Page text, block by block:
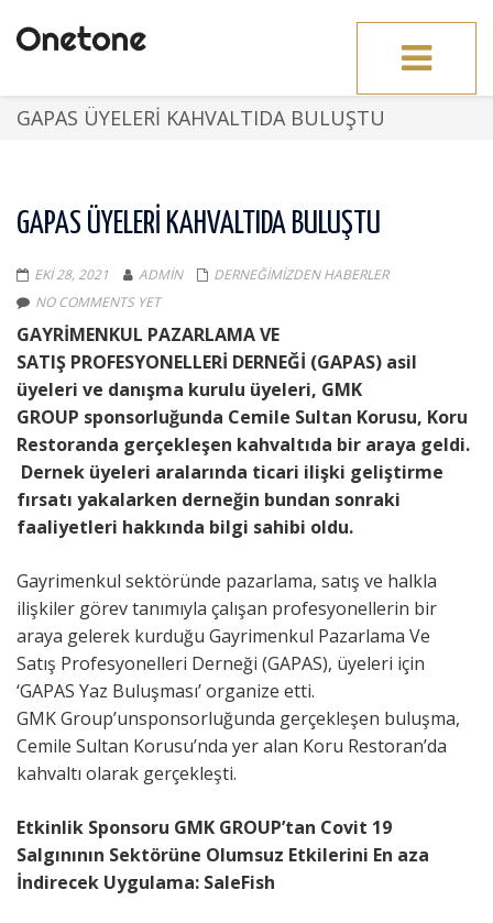
Toggle
navigation
GAPAS ÜYELERI KAHVALTIDA BULUŞTU
GAPAS ÜYELERI KAHVALTIDA BULUŞTU
EKI 28, 2021 ADMIN
DERNEĞIMIZDEN HABERLER
NO COMMENTS YET
GAYRİMENKUL PAZARLAMAVE
SATIŞ PROFESYONELLERİ DERNEĞİ (GAPAS) asil
üyeleri ve danışma kurulu üyeleri, GMK
GROUP sponsorluğunda Cemile Sultan Korusu, Koru
Restoranda gerçekleşen kahvaltıda bir araya geldi.
Dernek üyeleri aralarında ticari ilişki geliştirme
fırsatı yakalarken derneğin bundan sonraki
faaliyetleri hakkında bilgi sahibi oldu.
Gayrimenkul sektöründe pazarlama, satış ve halkla
ilişkiler görev tanımıyla çalışan profesyonellerin bir
araya gelerek kurduğu Gayrimenkul Pazarlama Ve
Satış Profesyonelleri Derneği (GAPAS), üyeleri için
‘GAPAS Yaz Buluşması’ organize etti.
GMK Group’unsponsorluğunda gerçekleşen buluşma,
Cemile Sultan Korusu’nda yer alan Koru Restoran’da
kahvaltı olarak gerçekleşti.
Etkinlik Sponsoru GMK GROUP’tan Covit 19
Salgınının Sektörüne Olumsuz Etkilerini En aza
İndirecek Uygulama: SaleFish